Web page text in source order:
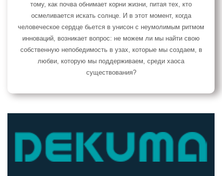
тому, как почва обнимает корни жизни, питая тех, кто
осмеливается искать солнце. И в этот момент, когда
человеческое сердце бьется в унисон с неумолимым ритмом
инноваций, возникает вопрос: не можем ли мы найти свою
собственную непобедимость в узах, которые мы создаем, в
любви, которую мы поддерживаем, среди хаоса
существования?